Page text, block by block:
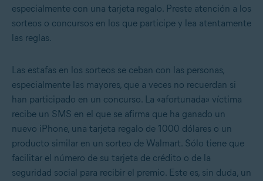
especialmente con una tarjeta regalo. Preste atención a los
sorteos o concursos en los que participe y lea atentamente
las reglas.
Las estafas en los sorteos se ceban con las personas,
especialmente las mayores, que a veces no recuerdan si
han participado en un concurso. La «afortunada» víctima
recibe un SMS en el que se afirma que ha ganado un
nuevo iPhone, una tarjeta regalo de 1000 dólares o un
producto similar en un sorteo de Walmart. Sólo tiene que
facilitar el número de su tarjeta de crédito o de la
seguridad social para recibir el premio. Este es, sin duda, un